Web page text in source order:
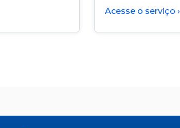
Acesse o serviço ›